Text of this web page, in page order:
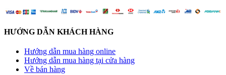
HƯỚNG DẪN KHÁCH HÀNG
Hướng dẫn mua hàng online
Hướng dẫn mua hàng tại cửa hàng
Về bán hàng